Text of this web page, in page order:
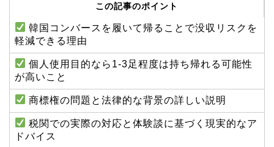
この記事のポイント
韓国コンバースを履いて帰ることで没収リスクを
軽減できる理由
個人使用目的なら1-3足程度は持ち帰れる可能性
が高いこと
商標権の問題と法律的な背景の詳しい説明
税関での実際の対応と体験談に基づく現実的なア
ドバイス